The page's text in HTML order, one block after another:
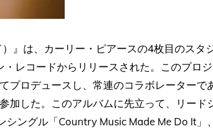
』は、カーリー・ピアースの4枚目のスタ
レコードからリリースされた。このプロ
プロデュースし、常連のコラボレーターで
加した。このアルバムに先立って、リー
ングル「Country Music Made Me Do It」